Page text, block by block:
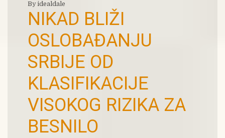
By idealdale
NIKAD BLIŽI
OSLOBAĐANJU
SRBIJE OD
KLASIFIKACIJE
VISOKOG RIZIKA ZA
BESNILO